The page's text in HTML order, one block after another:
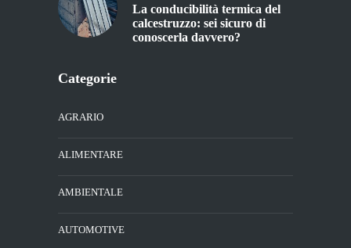
La conducibilità termica del
calcestruzzo: sei sicuro di
conoscerla davvero?
Categorie
AGRARIO
ALIMENTARE
AMBIENTALE
AUTOMOTIVE